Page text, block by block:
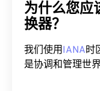
为什么您应
换器？
我们使用IANA时
是协调和管理世